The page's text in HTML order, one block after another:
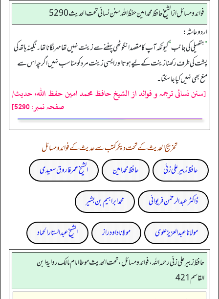
فوائد ومسائل از الشيخ حافظ محمد امين حفظ الله سنن نسائي تحت الحديث5290
اردو حاشہ:
”ہتھیلی کی جانب“کیونکہ آپ کا مقصد انگوٹھی پہننے سے زینت نہیں تھا مہر لگانا تھا۔ نگینہ ہاتھ کی
پشت کی طرف رکھنا زینت کےلیے ہوتا اور ایسی زینت مرد کومناسب نہیں اگرچہ اس سے
منع بھی نہیں کیا جاسکتا۔
[سنن نسائی ترجمہ و فوائد از الشیخ حافظ محمد امین حفظ اللہ، حدیث/
صفحہ نمبر: 5290]
تخریج الحدیث کے تحت دیگر کتب سے حدیث کے فوائد و مسائل
حافظ زبیر علی زئی
حافظ محمد امین الشیخ عمر فاروق سعیدی
ڈاکٹر عبدالرحمٰن فریوائی محمد ابراہیم بن بشیر
مولانا عبد العزیز علوی مولانا داود راز الشیخ عبدالستار الحماد
حافظ زبير على زئي رحمه الله، فوائد و مسائل، تحت الحديث موطا امام مالك رواية ابن
القاسم 421